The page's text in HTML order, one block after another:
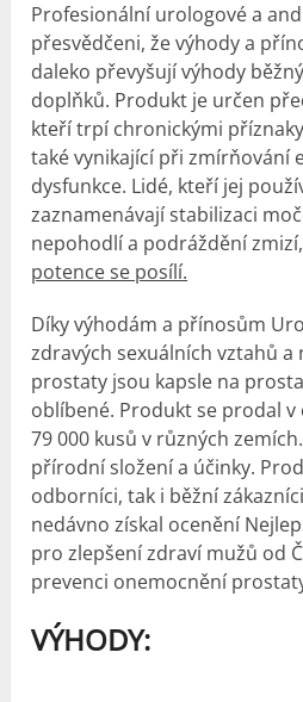
Profesionální urologové a
přesvědčeni, že výhody a
daleko převyšují výhody
doplňků. Produkt je určen
kteří trpí chronickými
také vynikající při zmírňování
dysfunkce. Lidé, kteří jej
zaznamenávají stabilizaci
nepohodlí a podráždění
potence se posílí.
Díky výhodám a přínosům
zdravých sexuálních vztahů
prostaty jsou kapsle na
oblíbené. Produkt se prodal
79 000 kusů v různých
přírodní složení a účinky.
odborníci, tak i běžní
nedávno získal ocenění
pro zlepšení zdraví mužů od
prevenci onemocnění
VÝHODY: